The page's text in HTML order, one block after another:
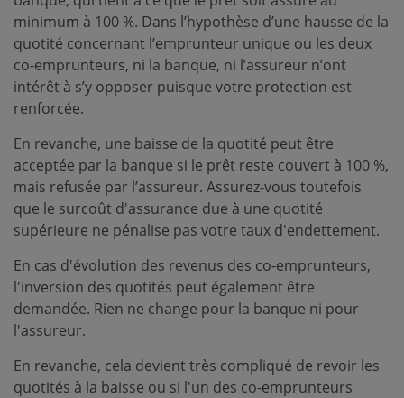
minimum à 100 %. Dans l’hypothèse d’une hausse de la
quotité concernant l’emprunteur unique ou les deux
co-emprunteurs, ni la banque, ni l’assureur n’ont
intérêt à s’y opposer puisque votre protection est
renforcée.
En revanche, une baisse de la quotité peut être
acceptée par la banque si le prêt reste couvert à 100 %,
mais refusée par l’assureur. Assurez-vous toutefois
que le surcoût d'assurance due à une quotité
supérieure ne pénalise pas votre taux d'endettement.
En cas d'évolution des revenus des co-emprunteurs,
l'inversion des quotités peut également être
demandée. Rien ne change pour la banque ni pour
l'assureur.
En revanche, cela devient très compliqué de revoir les
quotités à la baisse ou si l'un des co-emprunteurs